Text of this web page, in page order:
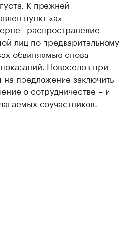
К прежней
пункт «а» -
распространение
лиц по предварительному
обвиняемые снова
Новоселов при
на предложение заключить
о сотрудничестве – и
соучастников.